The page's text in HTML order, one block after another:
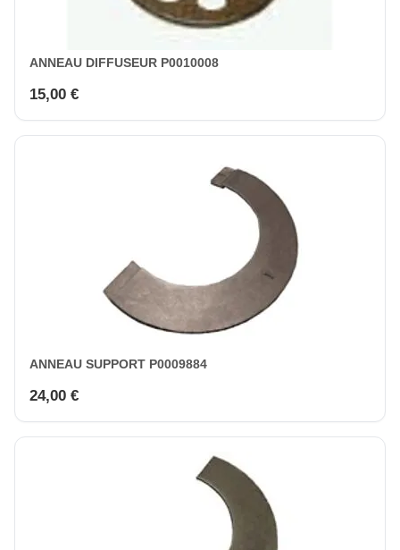
ANNEAU DIFFUSEUR P0010008
15,00 €
ANNEAU SUPPORT P0009884
24,00 €